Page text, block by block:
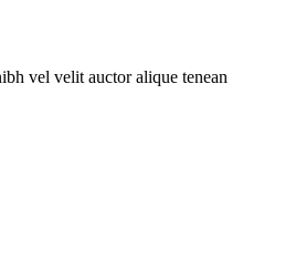
vel velit auctor alique tenean